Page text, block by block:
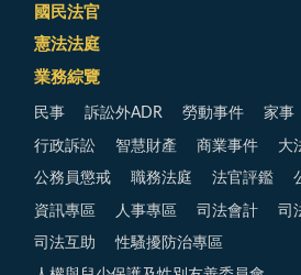
國民法官
憲法法庭
業務綜覽
民事 訴訟外ADR 勞動事件 家事
行政訴訟 智慧財產 商業事件 大
公務員懲戒 職務法庭 法官評鑑
資訊專區 人事專區 司法會計 司
司法互助 性騷擾防治專區